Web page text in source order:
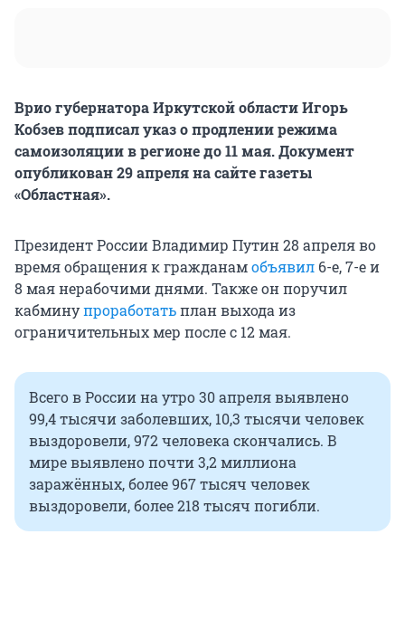
Врио губернатора Иркутской области Игорь
Кобзев подписал указ о продлении режима
самоизоляции в регионе до 11 мая. Документ
опубликован 29 апреля на сайте газеты
«Областная».
Президент России Владимир Путин 28 апреля во
время обращения к гражданамобъявил 6-е, 7-е и
8 мая нерабочими днями. Также он поручил
кабминупроработатьплан выхода из
ограничительных мер после с 12 мая.
Всего в России на утро 30 апреля выявлено
99,4 тысячи заболевших, 10,3 тысячи человек
выздоровели, 972 человека скончались. В
мире выявлено почти 3,2 миллиона
заражённых, более 967 тысяч человек
выздоровели, более 218 тысяч погибли.